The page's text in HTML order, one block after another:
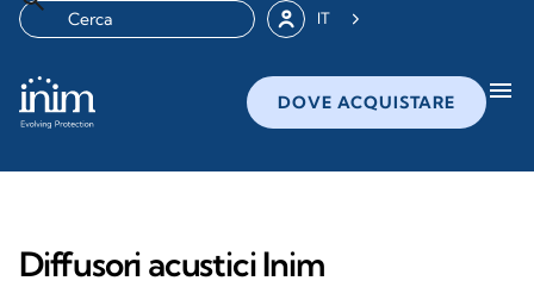
IT
DOVE ACQUISTARE menu
Diffusori acustici Inim